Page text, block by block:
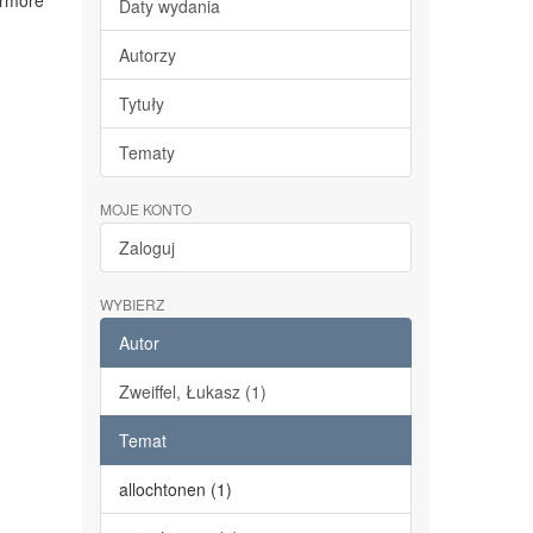
Daty wydania
Autorzy
Tytuły
Tematy
MOJE KONTO
Zaloguj
WYBIERZ
Autor
Zweiffel, Łukasz (1)
Temat
allochtonen (1)